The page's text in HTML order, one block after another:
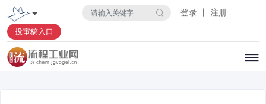
登录 丨 注册
投审稿入口